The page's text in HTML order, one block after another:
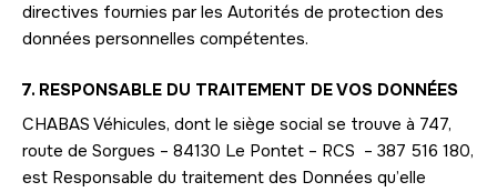
directives fournies par les Autorités de protection des
données personnelles compétentes.
7. RESPONSABLE DU TRAITEMENT DE VOS DONNÉES
CHABAS Véhicules, dont le siège social se trouve à 747,
route de Sorgues – 84130 Le Pontet – RCS – 387 516 180,
est Responsable du traitement des Données qu’elle